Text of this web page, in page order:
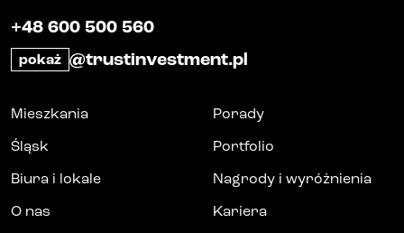
+48 600 500 560
pokaż @trustinvestment.pl
Mieszkania
Śląsk
Biura i lokale
O nas
Porady
Portfolio
Nagrody i wyróżnienia
Kariera